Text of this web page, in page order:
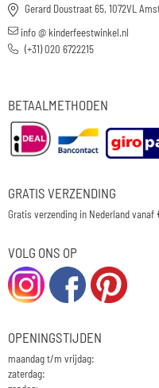
Gerard Doustraat 65, 1072VL
info @ kinderfeestwinkel.nl
(+31) 020 6722215
BETAALMETHODEN
GRATIS VERZENDING
Gratis verzending in Nederland vanaf
VOLG ONS OP
OPENINGSTIJDEN
maandag t/m vrijdag:
zaterdag: